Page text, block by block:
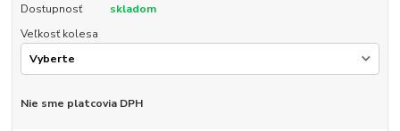
Dostupnosť
skladom
Veľkosť kolesa
Nie sme platcovia DPH